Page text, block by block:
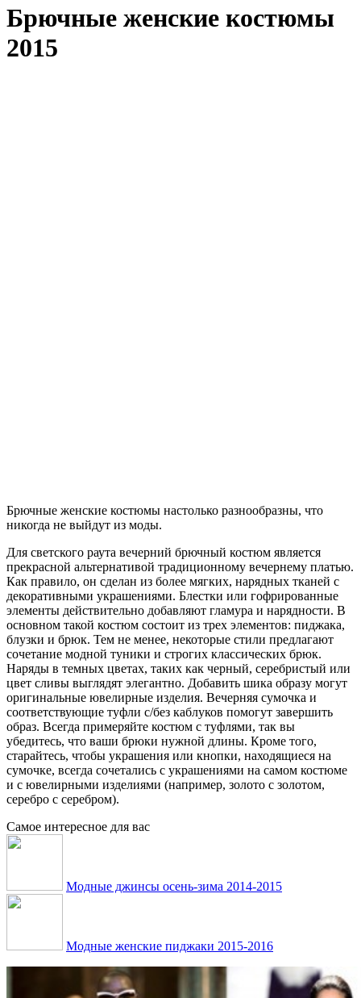
Брючные женские костюмы
2015
Брючные женские костюмы настолько разнообразны, что
никогда не выйдут из моды.
Для светского раута вечерний брючный костюм является
прекрасной альтернативой традиционному вечернему платью.
Как правило, он сделан из более мягких, нарядных тканей с
декоративными украшениями. Блестки или гофрированные
элементы действительно добавляют гламура и нарядности. В
основном такой костюм состоит из трех элементов: пиджака,
блузки и брюк. Тем не менее, некоторые стили предлагают
сочетание модной туники и строгих классических брюк.
Наряды в темных цветах, таких как черный, серебристый или
цвет сливы выглядят элегантно. Добавить шика образу могут
оригинальные ювелирные изделия. Вечерняя сумочка и
соответствующие туфли с/без каблуков помогут завершить
образ. Всегда примеряйте костюм с туфлями, так вы
убедитесь, что ваши брюки нужной длины. Кроме того,
старайтесь, чтобы украшения или кнопки, находящиеся на
сумочке, всегда сочетались с украшениями на самом костюме
и с ювелирными изделиями (например, золото с золотом,
серебро с серебром).
Самое интересное для вас
Модные джинсы осень-зима 2014-2015
Модные женские пиджаки 2015-2016